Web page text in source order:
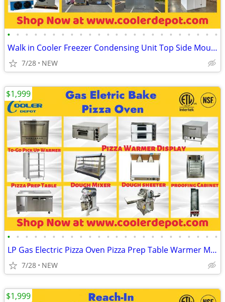
• • • • • • • • • • • • • • • • • • • • • • • •
Walk in Cooler Freezer Condensing Unit Top Side Mounted Refrigeration
7/28 NEW
• • • • • • • • • • • • • • • • • • • • • • • •
LP Gas Electric Pizza Oven Pizza Prep Table Warmer Mixer Dough Sheeter
7/28 NEW
$1,999
$1,999